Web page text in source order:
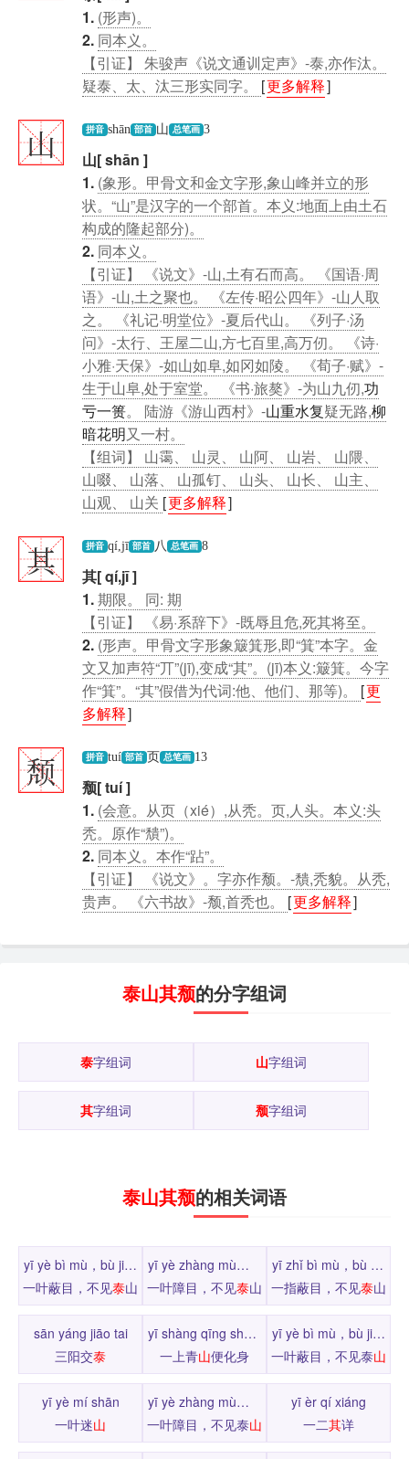
1. (形声)。
2. 同本义。
【引证】 朱骏声《说文通训定声》-泰,亦作汰。
疑泰、太、汰三形实同字。 [更多解释]
山 拼音 shān 部首 山 总笔画 3
山[ shān ]
1. (象形。甲骨文和金文字形,象山峰并立的形
状。“山”是汉字的一个部首。本义:地面上由土石
构成的隆起部分)。
2. 同本义。
【引证】 《说文》-山,土有石而高。 《国语·周
语》-山,土之聚也。 《左传·昭公四年》-山人取
之。 《礼记·明堂位》-夏后代山。 《列子·汤
问》-太行、王屋二山,方七百里,高万仞。 《诗·
小雅·天保》-如山如阜,如冈如陵。 《荀子·赋》-
生于山阜,处于室堂。 《书·旅獒》-为山九仞,功
亏一篑。 陆游《游山西村》-山重水复疑无路,柳
暗花明又一村。
【组词】 山霭、 山灵、 山阿、 山岩、 山隈、
山啜、 山落、 山孤钉、 山头、 山长、 山主、
山观、 山关 [更多解释]
其 拼音 qí,jī 部首 八 总笔画 8
其[ qí,jī ]
1.期限。 同: 期
【引证】 《易·系辞下》-既辱且危,死其将至。
2. (形声。甲骨文字形象簸箕形,即“箕”本字。金
文又加声符“丌”(jī),变成“其”。(jī)本义:簸箕。今字
作“箕”。“其”假借为代词:他、他们、那等)。 [更
多解释]
颓 拼音 tuí 部首 页 总笔画 13
颓[ tuí ]
1. (会意。从页（xié）,从秃。页,人头。本义:头
秃。原作“穨”)。
2. 同本义。本作“跕”。
【引证】 《说文》。字亦作颓。-穨,秃貌。从秃,
贵声。 《六书故》-颓,首秃也。 [更多解释]
泰山其颓的分字组词
泰字组词 山字组词
其字组词 颓字组词
泰山其颓的相关词语
yī yè bì mù，bù jiàn tài shān
一叶蔽目，不见泰山
yī yè zhàng mù，bù jiàn tài shān
一叶障目，不见泰山
yī zhǐ bì mù，bù jiàn tài shān
一指蔽目，不见泰山
sān yáng jiāo tai
三阳交泰
yī shàng qīng shān biàn huà shēn
一上青山便化身
yī yè bì mù，bù jiàn tài shān
一叶蔽目，不见泰山
yī yè mí shān
一叶迷山
yī yè zhàng mù，bù jiàn tài shān
一叶障目，不见泰山
yī èr qí xiáng
一二其详